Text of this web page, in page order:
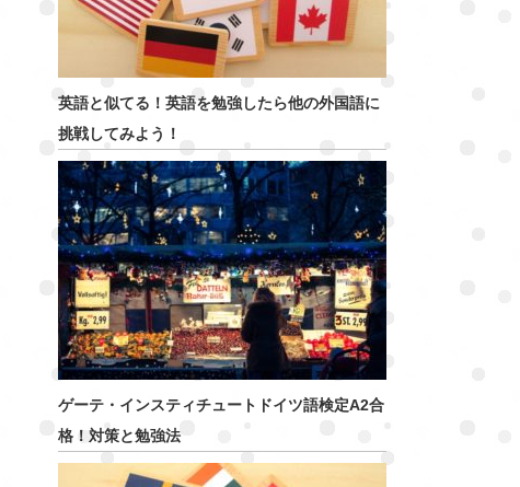
英語と似てる！英語を勉強したら他の外国語に
挑戦してみよう！
ゲーテ・インスティチュートドイツ語検定A2合
格！対策と勉強法